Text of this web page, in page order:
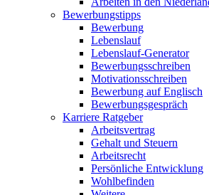
Bewerbungstipps
Bewerbung
Lebenslauf
Lebenslauf-Generator
Bewerbungsschreiben
Motivationsschreiben
Bewerbung auf Englisch
Bewerbungsgespräch
Karriere Ratgeber
Arbeitsvertrag
Gehalt und Steuern
Arbeitsrecht
Persönliche Entwicklung
Wohlbefinden